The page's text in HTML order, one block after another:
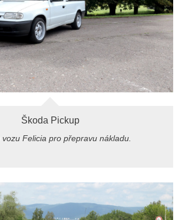
Škoda Pickup
vozu Felicia pro přepravu nákladu.